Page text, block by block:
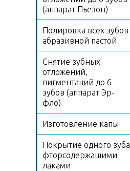
(аппарат Пьезон)
Полировка всех зубов
абразивной пастой
Снятие зубных
отложений,
пигментаций до 6
зубов (аппарат Эр-
фло)
Изготовление капы
Покрытие одного зуба
фторсодержащими
лаками